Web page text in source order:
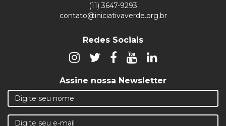
(11) 3647-9293
contato@iniciativaverde.org.br
Redes Sociais
Assine nossa Newsletter